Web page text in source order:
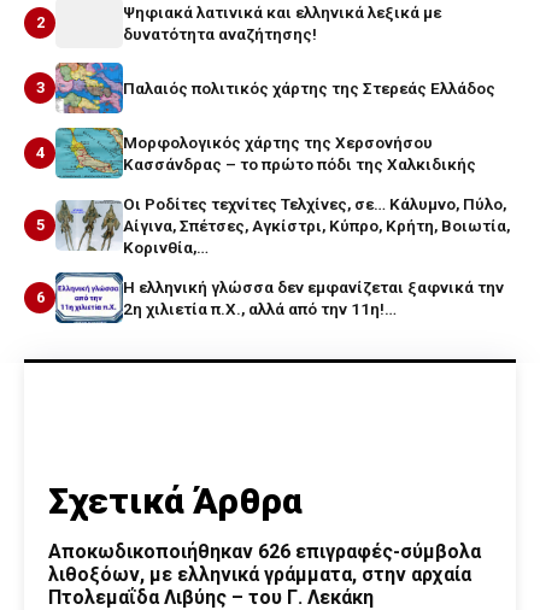
2
Ψηφιακά λατινικά και ελληνικά λεξικά με
δυνατότητα αναζήτησης!
3 Παλαιός πολιτικός χάρτης της Στερεάς Ελλάδος
4
Μορφολογικός χάρτης της Χερσονήσου
Κασσάνδρας – το πρώτο πόδι της Χαλκιδικής
5
Οι Ροδίτες τεχνίτες Τελχίνες, σε… Κάλυμνο, Πύλο,
Αίγινα, Σπέτσες, Αγκίστρι, Κύπρο, Κρήτη, Βοιωτία,
Κορινθία,…
6
Η ελληνική γλώσσα δεν εμφανίζεται ξαφνικά την
2η χιλιετία π.Χ., αλλά από την 11η!…
Σχετικά Άρθρα
Αποκωδικοποιήθηκαν 626 επιγραφές-σύμβολα
λιθοξόων, με ελληνικά γράμματα, στην αρχαία
Πτολεμαΐδα Λιβύης – του Γ. Λεκάκη